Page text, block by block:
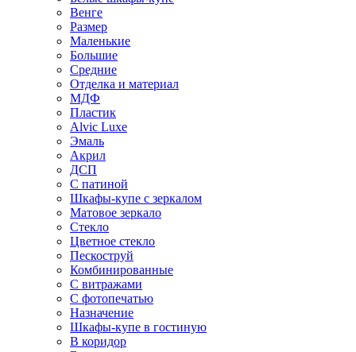
Венге
Размер
Маленькие
Большие
Средние
Отделка и материал
МДФ
Пластик
Alvic Luxe
Эмаль
Акрил
ДСП
С патиной
Шкафы-купе с зеркалом
Матовое зеркало
Стекло
Цветное стекло
Пескоструй
Комбинированные
С витражами
С фотопечатью
Назначение
Шкафы-купе в гостиную
В коридор